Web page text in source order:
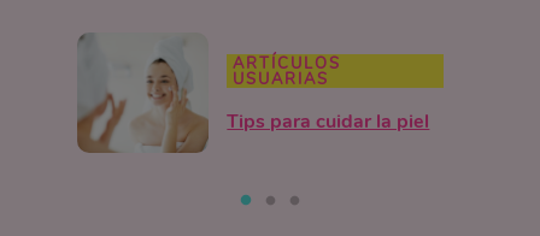
ARTÍCULOS
USUARIAS
Tips para cuidar la piel